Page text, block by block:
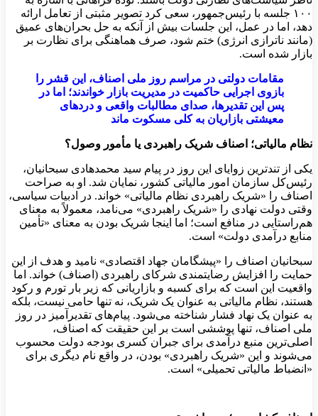
۱۰۰ جلسه با رئیس‌جمهور، سعی کرد تصویر مثبتی از تعامل ارائه
دهد، اما در عمل، این جلسات بیش از آنکه به حل بحران‌های عمیق
(مانند ناترازی انرژی) ختم شود، صرف هماهنگی برای نظارت بر
بازار شده است.
مقامات دولتی در مراسم روز ملی اصناف، این قشر را
بازوی اجرایی حاکمیت در مدیریت بازار خواندند؛ اما در
پس این تقدیرها، صدای مطالبات واقعی و دردهای
معیشتی بازاریان به کلی مسکوت ماند
نظام مالیاتی؛ اصناف شریک راهبردی یا مأمور وصول؟
یکی از تندترین زوایای این روز در پیام سید محمدهادی سبحانیان،
رئیس‌کل سازمان امور مالیاتی کشور، نمایان شد. او به صراحت
اصناف را «شریک راهبردی نظام مالیاتی» خواند. در ادبیات سیاسی،
وقتی دولت نهادی را «شریک راهبردی» می‌نامد، معمولاً به معنای
هم‌راستایی در منافع است؛ اما اینجا شریک بودن به معنای «تأمین
منابع درآمدی دولت» است.
سبحانیان اصناف را «پیشگامان جهاد اقتصادی» نامید و هدف از این
حمایت را افزایش رضایتمندی شرکای راهبردی (اصناف) خواند. اما
واقعیت این است که برای کسبه و بازاریانی که زیر بار تورم و رکود
هستند، نظام مالیاتی به عنوان یک شریک، نه تنها حامی نیست، بلکه
به عنوان یک نهاد فشار شناخته می‌شود. پیام‌های تقدیرآمیز در روز
ملی اصناف، تنها پوششی است بر این حقیقت که اصناف،
اصلی‌ترین منبع درآمدی برای جبران کسری بودجه دولت محسوب
می‌شوند و این «شریک راهبردی» بودن، در واقع نام دیگری برای
«انضباط مالیاتی تحمیلی» است.